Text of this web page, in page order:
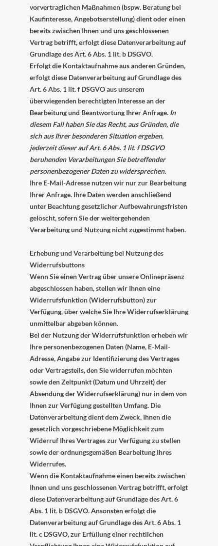
vorvertraglichen Maßnahmen (bspw. Beratung bei
Kaufinteresse, Angebotserstellung) dient oder einen
bereits zwischen Ihnen und uns geschlossenen
Vertrag betrifft, erfolgt diese Datenverarbeitung auf
Grundlage des Art. 6 Abs. 1 lit. b DSGVO.
Erfolgt die Kontaktaufnahme aus anderen Gründen,
erfolgt diese Datenverarbeitung auf Grundlage des
Art. 6 Abs. 1 lit. f DSGVO aus unserem
überwiegenden berechtigten Interesse an der
Bearbeitung und Beantwortung Ihrer Anfrage. In
diesem Fall haben Sie das Recht, aus Gründen, die
sich aus Ihrer besonderen Situation ergeben,
jederzeit dieser auf Art. 6 Abs. 1 lit. f DSGVO
beruhenden Verarbeitungen Sie betreffender
personenbezogener Daten zu widersprechen.
Ihre E-Mail-Adresse nutzen wir nur zur Bearbeitung
Ihrer Anfrage. Ihre Daten werden anschließend
unter Beachtung gesetzlicher Aufbewahrungsfristen
gelöscht, sofern Sie der weitergehenden
Verarbeitung und Nutzung nicht zugestimmt haben.
Erhebung und Verarbeitung bei Nutzung des
Widerrufsbuttons
Wenn Sie einen Vertrag über unsere Onlinepräsenz
abgeschlossen haben, stellen wir Ihnen eine
Widerrufsfunktion (Widerrufsbutton) zur
Verfügung, über welche Sie Ihre Widerrufserklärung
unmittelbar abgeben können.
Bei der Nutzung der Widerrufsfunktion erheben wir
Ihre personenbezogenen Daten (Name, E-Mail-
Adresse, Angabe zur Identifizierung des Vertrages
oder Vertragsteils, den Sie widerrufen möchten
sowie den Zeitpunkt (Datum und Uhrzeit) der
Absendung der Widerrufserklärung) nur in dem von
Ihnen zur Verfügung gestellten Umfang. Die
Datenverarbeitung dient dem Zweck, Ihnen die
gesetzlich vorgeschriebene Möglichkeit zum
Widerruf Ihres Vertrages zur Verfügung zu stellen
sowie der ordnungsgemäßen Bearbeitung Ihres
Widerrufes.
Wenn die Kontaktaufnahme einen bereits zwischen
Ihnen und uns geschlossenen Vertrag betrifft, erfolgt
diese Datenverarbeitung auf Grundlage des Art. 6
Abs. 1 lit. b DSGVO. Ansonsten erfolgt die
Datenverarbeitung auf Grundlage des Art. 6 Abs. 1
lit. c DSGVO, zur Erfüllung einer rechtlichen